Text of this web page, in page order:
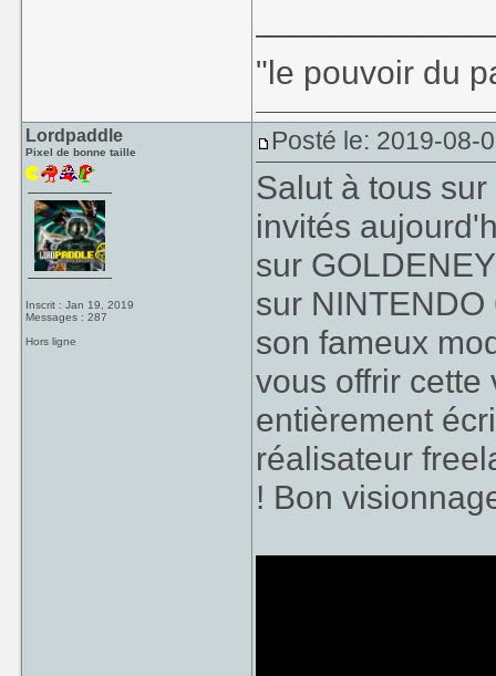
"le pouvoir du
Lordpaddle
Pixel de bonne taille
Inscrit : Jan 19, 2019
Messages : 287
Hors ligne
Posté le: 2019-08-
Salut à tous
invités
sur
sur
son fameux
vous offrir cette
entièrement
réalisateur
! Bon